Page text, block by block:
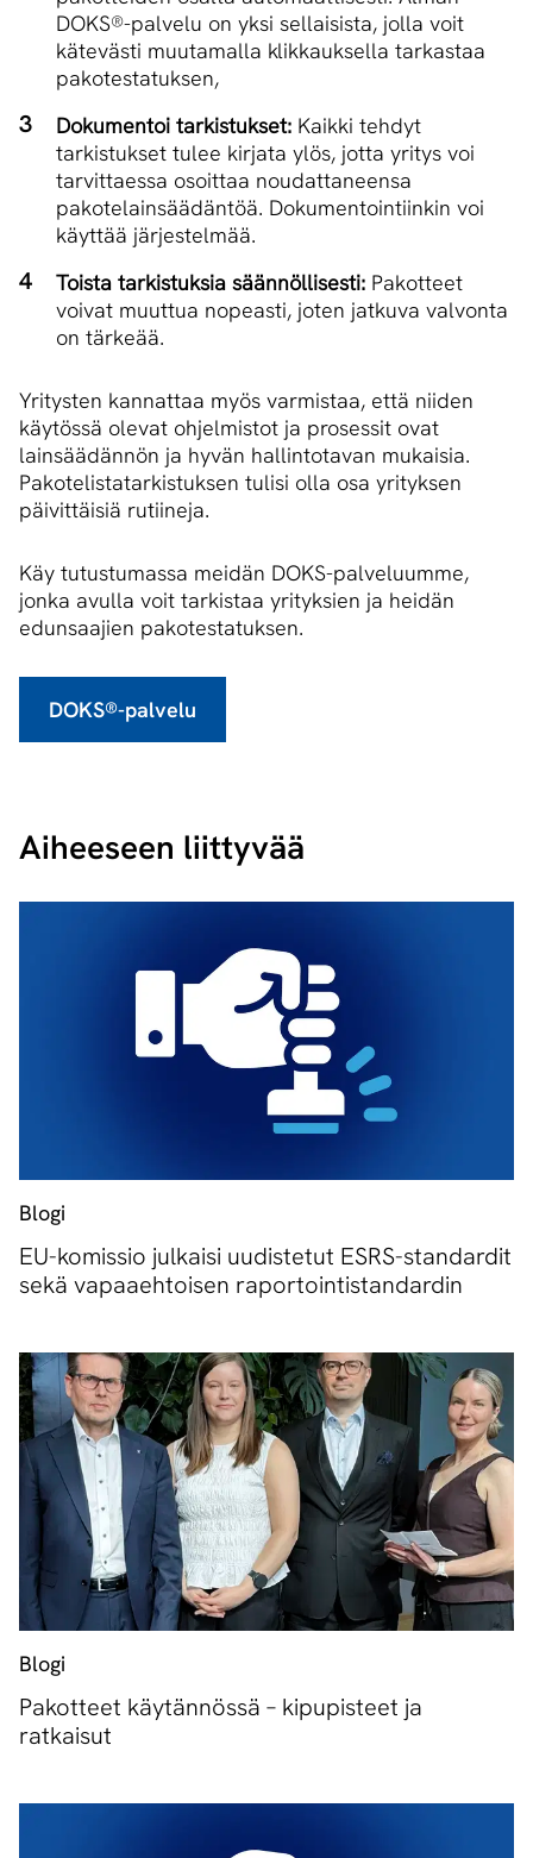
DOKS®-palvelu on yksi sellaisista, jolla voit
kätevästi muutamalla klikkauksella tarkastaa
pakotestatuksen,
Dokumentoi tarkistukset: Kaikki tehdyt
tarkistukset tulee kirjata ylös, jotta yritys voi
tarvittaessa osoittaa noudattaneensa
pakotelainsäädäntöä. Dokumentointiinkin voi
käyttää järjestelmää.
Toista tarkistuksia säännöllisesti: Pakotteet
voivat muuttua nopeasti, joten jatkuva valvonta
on tärkeää.
Yritysten kannattaa myös varmistaa, että niiden
käytössä olevat ohjelmistot ja prosessit ovat
lainsäädännön ja hyvän hallintotavan mukaisia.
Pakotelistatarkistuksen tulisi olla osa yrityksen
päivittäisiä rutiineja.
Käy tutustumassa meidän DOKS-palveluumme,
jonka avulla voit tarkistaa yrityksien ja heidän
edunsaajien pakotestatuksen.
DOKS®-palvelu
Aiheeseen liittyvää
Blogi
EU-komissio julkaisi uudistetut ESRS-standardit
sekä vapaaehtoisen raportointistandardin
Blogi
Pakotteet käytännössä – kipupisteet ja
ratkaisut